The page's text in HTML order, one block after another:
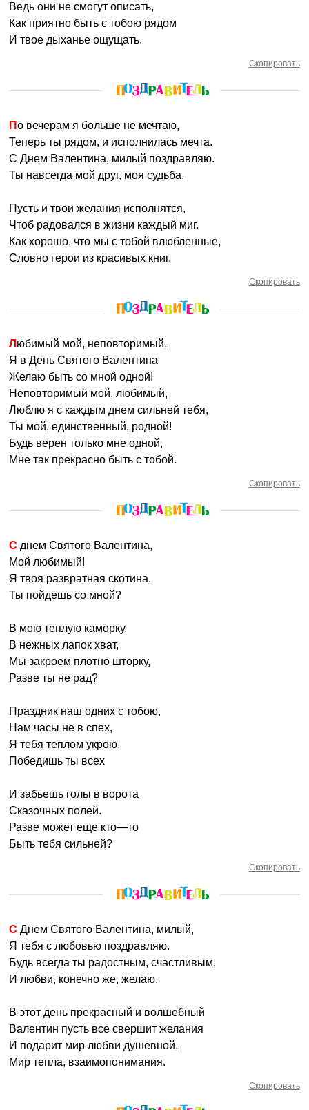
Ведь они не смогут описать,
Как приятно быть с тобою рядом
И твое дыханье ощущать.
Скопировать
По вечерам я больше не мечтаю,
Теперь ты рядом, и исполнилась мечта.
С Днем Валентина, милый поздравляю.
Ты навсегда мой друг, моя судьба.
Пусть и твои желания исполнятся,
Чтоб радовался в жизни каждый миг.
Как хорошо, что мы с тобой влюбленные,
Словно герои из красивых книг.
Скопировать
Любимый мой, неповторимый,
Я в День Святого Валентина
Желаю быть со мной одной!
Неповторимый мой, любимый,
Люблю я с каждым днем сильней тебя,
Ты мой, единственный, родной!
Будь верен только мне одной,
Мне так прекрасно быть с тобой.
Скопировать
С днем Святого Валентина,
Мой любимый!
Я твоя развратная скотина.
Ты пойдешь со мной?
В мою теплую каморку,
В нежных лапок хват,
Мы закроем плотно шторку,
Разве ты не рад?
Праздник наш одних с тобою,
Нам часы не в спех,
Я тебя теплом укрою,
Победишь ты всех
И забьешь голы в ворота
Сказочных полей.
Разве может еще кто—то
Быть тебя сильней?
Скопировать
С Днем Святого Валентина, милый,
Я тебя с любовью поздравляю.
Будь всегда ты радостным, счастливым,
И любви, конечно же, желаю.
В этот день прекрасный и волшебный
Валентин пусть все свершит желания
И подарит мир любви душевной,
Мир тепла, взаимопонимания.
Скопировать